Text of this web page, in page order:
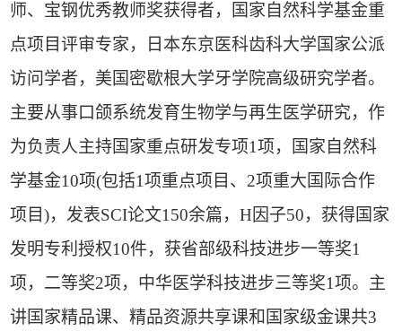
师、宝钢优秀教师奖获得者，国家自然科学基金重
点项目评审专家，日本东京医科齿科大学国家公派
访问学者，美国密歇根大学牙学院高级研究学者。
主要从事口颌系统发育生物学与再生医学研究，作
为负责人主持国家重点研发专项1项，国家自然科
学基金10项(包括1项重点项目、 2项重大国际合作
项目)，发表SCI论文150余篇，H 因子50，获得国家
发明专利授权10件，获省部级科技进步一等奖1
项，二等奖2项，中华医学科技进步三等奖1项。主
讲国家精品课、精品资源共享课和国家级金课共3